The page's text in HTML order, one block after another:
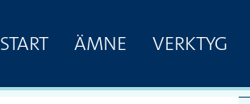
START ÄMNE VERKTYG